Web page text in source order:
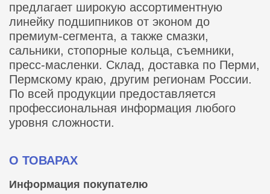
предлагает широкую ассортиментную
линейку подшипников от эконом до
премиум-сегмента, а также смазки,
сальники, стопорные кольца, съемники,
пресс-масленки. Склад, доставка по Перми,
Пермскому краю, другим регионам России.
По всей продукции предоставляется
профессиональная информация любого
уровня сложности.
О ТОВАРАХ
Информация покупателю